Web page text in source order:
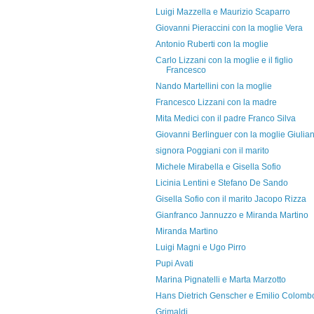
Luigi Mazzella e Maurizio Scaparro
Giovanni Pieraccini con la moglie Vera
Antonio Ruberti con la moglie
Carlo Lizzani con la moglie e il figlio
Francesco
Nando Martellini con la moglie
Francesco Lizzani con la madre
Mita Medici con il padre Franco Silva
Giovanni Berlinguer con la moglie
signora Poggiani con il marito
Michele Mirabella e Gisella Sofio
Licinia Lentini e Stefano De Sando
Gisella Sofio con il marito Jacopo Rizza
Gianfranco Jannuzzo e Miranda Martino
Miranda Martino
Luigi Magni e Ugo Pirro
Pupi Avati
Marina Pignatelli e Marta Marzotto
Hans Dietrich Genscher e Emilio
Grimaldi